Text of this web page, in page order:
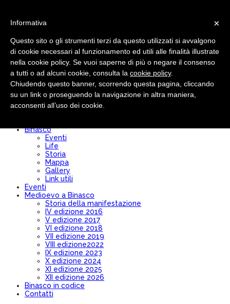
Pro loco
Chi siamo
Comitato Direttivo
Modulo Iscrizione/Rinnovo
Diventa socio
Convenzioni
Binasco
Eventi
Life
Storia
Mappa
Gallery
Link utili
Eventi
Medioevo a Binasco
Storia della manifestazione
IV edizione 2016
V edizione 2017
VI edizione 2018
VII edizione 2019
VIII edizione2022
IX edizione 2023
X edizione 2024
XI edizione 2025
XII edizione 2026
Binasco in codice
Contatti
×
Informativa
Questo sito o gli strumenti terzi da questo utilizzati si avvalgono
di cookie necessari al funzionamento ed utili alle finalità illustrate
nella cookie policy. Se vuoi saperne di più o negare il consenso
a tutti o ad alcuni cookie, consulta la cookie policy.
Chiudendo questo banner, scorrendo questa pagina, cliccando
su un link o proseguendo la navigazione in altra maniera,
acconsenti all’uso dei cookie.